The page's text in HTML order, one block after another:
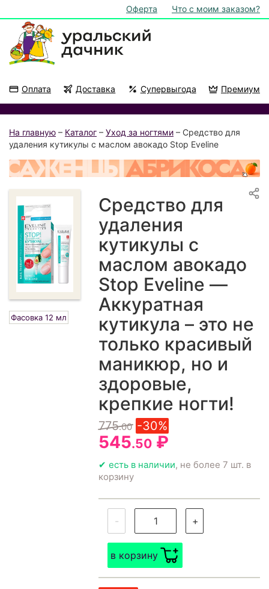
Оферта Что с моим заказом?
Оплата Доставка Супервыгода Премиум
На главную – Каталог – Уход за ногтями – Средство для
удаления кутикулы с маслом авокадо Stop Eveline
Фасовка 12 мл
Средство для
удаления
кутикулы с
маслом авокадо
Stop Eveline —
Аккуратная
кутикула – это не
только красивый
маникюр, но и
здоровые,
крепкие ногти!
775.00 -30%
545.50 ₽
✔ есть в наличии, не более 7 шт. в
корзину
- +
в корзину